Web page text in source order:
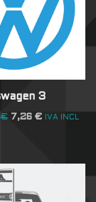
3
€ 7,26€ IVA INCL